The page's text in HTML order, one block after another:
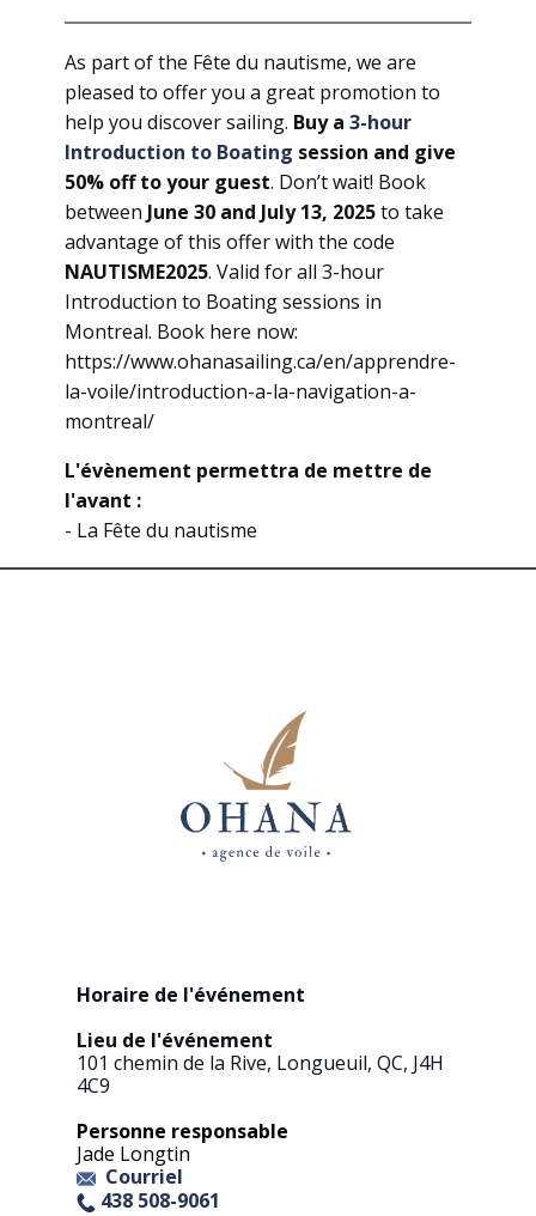
As part of the Fête du nautisme, we are
pleased to offer you a great promotion to
help you discover sailing. Buy a 3-hour
Introduction to Boating session and give
50% off to your guest. Don’t wait! Book
between June 30 and July 13, 2025to take
advantage of this offer with the code
NAUTISME2025. Valid for all 3-hour
Introduction to Boating sessions in
Montreal. Book here now:
https://www.ohanasailing.ca/en/apprendre-
la-voile/introduction-a-la-navigation-a-
montreal/
L'évènement permettra de mettre de
l'avant :
- La Fête du nautisme
Horaire de l'événement​
Lieu de l'événement​
101 chemin de la Rive, Longueuil, QC, J4H
4C9
Personne responsable
Jade Longtin
Courriel
438 508-9061